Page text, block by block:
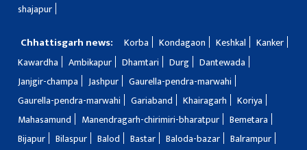
shajapur
Chhattisgarh news: Korba Kondagaon Keshkal
Kanker
Kawardha
Ambikapur Dhamtari Durg
Dantewada
Janjgir-champa
Jashpur
Gaurella-pendra-marwahi
Gaurella-pendra-marwahi
Gariaband Khairagarh
Koriya
Mahasamund
Manendragarh-chirimiri-bharatpur
Bemetara
Bijapur
Bilaspur Balod Bastar Baloda-bazar
Balrampur